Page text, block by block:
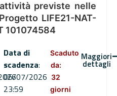
previste nelle
LIFE21-NAT-
101074584
Data di
scadenza:
06/07/2026
23:59
Scaduto
da:
32
giorni
Maggiori
dettagli